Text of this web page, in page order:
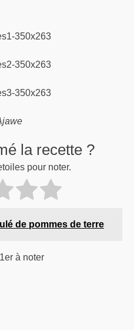
la recette ?
pour noter.
de pommes de terre
à noter